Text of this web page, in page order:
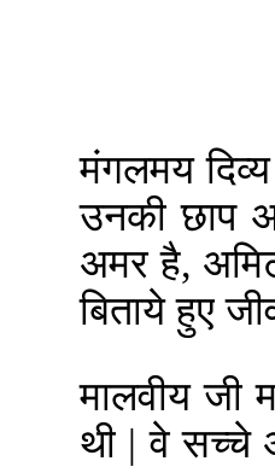
मंगलमय
उनकी छाप
अमर है,
बिताये हुए
मालवीय जी
थी | वे सच्चे